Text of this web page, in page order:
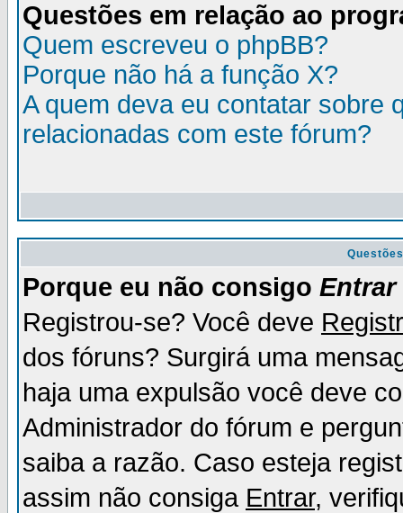
Questões em relação ao
Quem escreveu o phpBB?
Porque não há a função X?
A quem deva eu contatar sobre
relacionadas com este fórum?
Porque eu não consigo Entrar
Registrou-se? Você deve
dos fóruns? Surgirá uma
haja uma expulsão você deve
Administrador do fórum e
saiba a razão. Caso esteja
assim não consiga Entrar,